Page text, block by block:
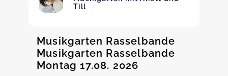
Till
Musikgarten Rasselbande
Musikgarten Rasselbande
Montag 17.08. 2026